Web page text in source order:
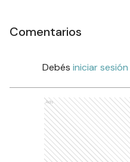
Comentarios
Debés iniciar sesión
Ads